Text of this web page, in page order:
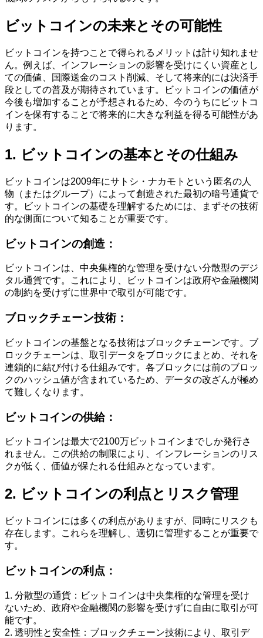
ビットコインの未来とその可能性
ビットコインを持つことで得られるメリットは計り知れませ
ん。例えば、インフレーションの影響を受けにくい資産とし
ての価値、国際送金のコスト削減、そして将来的には決済手
段としての普及が期待されています。ビットコインの価値が
今後も増加することが予想されるため、今のうちにビットコ
インを保有することで将来的に大きな利益を得る可能性があ
ります。
1. ビットコインの基本とその仕組み
ビットコインは2009年にサトシ・ナカモトという匿名の人
物（またはグループ）によって創造された最初の暗号通貨で
す。ビットコインの基礎を理解するためには、まずその技術
的な側面について知ることが重要です。
ビットコインの創造：
ビットコインは、中央集権的な管理を受けない分散型のデジ
タル通貨です。これにより、ビットコインは政府や金融機関
の制約を受けずに世界中で取引が可能です。
ブロックチェーン技術：
ビットコインの基盤となる技術はブロックチェーンです。ブ
ロックチェーンは、取引データをブロックにまとめ、それを
連鎖的に結び付ける仕組みです。各ブロックには前のブロッ
クのハッシュ値が含まれているため、データの改ざんが極め
て難しくなります。
ビットコインの供給：
ビットコインは最大で2100万ビットコインまでしか発行さ
れません。この供給の制限により、インフレーションのリス
クが低く、価値が保たれる仕組みとなっています。
2. ビットコインの利点とリスク管理
ビットコインには多くの利点がありますが、同時にリスクも
存在します。これらを理解し、適切に管理することが重要で
す。
ビットコインの利点：
1. 分散型の通貨：ビットコインは中央集権的な管理を受け
ないため、政府や金融機関の影響を受けずに自由に取引が可
能です。
2. 透明性と安全性：ブロックチェーン技術により、取引デ